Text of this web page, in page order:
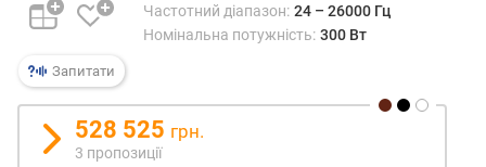
с
т
(
В
т
)
Запитати
Частотний діапазон: 24 – 26000 Гц
Номінальна потужність: 300 Вт
528 525 грн.
3 пропозиції